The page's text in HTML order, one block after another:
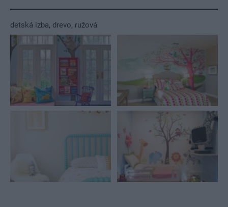
detská izba, drevo, ružová